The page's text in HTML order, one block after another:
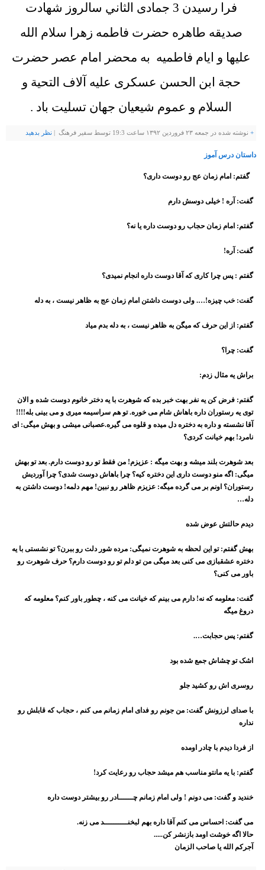
فرا رسیدن 3 جمادی الثاني
سالروز شهادت
صدیقه طاهره حضرت فاطمه زهرا سلام الله
علیها و ایام فاطمیه به محضر امام عصر حضرت
حجة ابن الحسن عسکری علیه آلاف التحیة و
السلام و عموم شیعیان جهان تسلیت باد .
+ نوشته شده در جمعه ۲۳ فروردین ۱۳۹۲ ساعت 19:3 توسط سفیر فرهنگ | نظر بدهيد
داستان درس آموز
گفتم: امام زمان عج رو دوست داری؟
گفت: آره ! خیلی دوسش دارم
گفتم: امام زمان حجاب رو دوست داره یا نه؟
گفت: آره!
گفتم : پس چرا کاری که آقا دوست داره انجام نمیدی؟
گفت: خب چیزه!…. ولی دوست داشتن امام زمان عج به ظاهر نیست ، به دله
گفتم: از این حرف که میگن به ظاهر نیست ، به دله بدم میاد
گفت: چرا؟
براش یه مثال زدم:
گفتم: فرض کن یه نفر بهت خبر بده که شوهرت با یه دختر خانوم دوست شده و الان
توی یه رستوران داره باهاش شام می خوره. تو هم سراسیمه میری و می بینی بله!!!!
آقا نشسته و داره به دختره دل میده و قلوه می گیره.عصبانی میشی و بهش میگی: ای
نامرد! بهم خیانت کردی؟
بعد شوهرت بلند میشه و بهت میگه : عزیزم! من فقط تو رو دوست دارم. بعد تو بهش
میگی: اگه منو دوست داری این دختره کیه؟ چرا باهاش دوست شدی؟ چرا آوردیش
رستوران؟ اونم بر می گرده میگه: عزیزم ظاهر رو نبین! مهم دلمه! دوست داشتن به
دله…
دیدم حالتش عوض شده
بهش گفتم: تو این لحظه به شوهرت نمیگی: مرده شور دلت رو ببرن؟ تو نشستی با یه
دختره عشقبازی می کنی بعد میگی من تو دلم تو رو دوست دارم؟ حرف شوهرت رو
باور می کنی؟
گفت: معلومه که نه! دارم می بینم که خیانت می کنه ، چطور باور کنم؟ معلومه که
دروغ میگه
گفتم: پس حجابت….
اشک تو چشاش جمع شده بود
روسری اش رو کشید جلو
با صدای لرزونش گفت: من جونم رو فدای امام زمانم می کنم ، حجاب که قابلش رو
نداره
از فردا دیدم با چادر اومده
گفتم: با یه مانتو مناسب هم میشد حجاب رو رعایت کرد!
خندید و گفت: می دونم ! ولی امام زمانم چــــــادر رو بیشتر دوست داره
می گفت: احساس می کنم آقا داره بهم لبخنــــــــــد می زنه.
حالا اگه خوشت اومد بازنشر کن.....
آجرکم الله یا صاحب الزمان